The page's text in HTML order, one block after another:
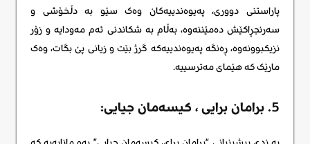
پاراستنی دووری، پەیوەندییەکان وەک سێو بە دڵخۆشی و
سەرنجڕاکێش دەمێننەوە، بەڵام بە شکاندنی ئەم مەودایە و زۆر
نزیکبوونەوە، ڕەنگە پەیوەندییەکە گرژ بێت و زیانی پێ بگات، وەک
مارێک کە هێمای مەترسییە.
5. برامان برایی ، کیسه‌مان جیایی: